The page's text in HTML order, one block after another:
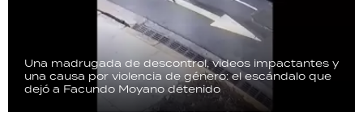
Una madrugada de descontrol, videos impactantes y
una causa por violencia de género: el escándalo que
dejó a Facundo Moyano detenido